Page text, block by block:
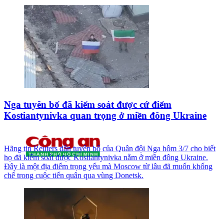
Nga tuyên bố đã kiểm soát được cứ điểm
Kostiantynivka quan trọng ở miền đông Ukraine
Hãng tin Reuters dẫn tuyên bố của Quân đội Nga hôm 3/7 cho biết
họ đã kiểm soát được Kostiantynivka nằm ở miền đông Ukraine.
Đây là một địa điểm trọng yếu mà Moscow từ lâu đã muốn khống
chế trong cuộc tiến quân qua vùng Donetsk.